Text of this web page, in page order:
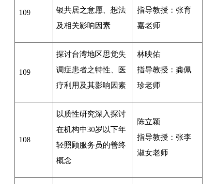
109
银共居之意愿、想法
及相关影响因素
指导教授： 张育
嘉老师
109
探讨台湾地区思觉失
调症患者之特性、医
疗利用及其影响因素
林映佑
指导教授： 龚佩
珍老师
108
以质性研究深入探讨
在机构中30岁以下年
轻照顾服务员的善终
概念
陈立颖
指导教授： 张李
淑女老师